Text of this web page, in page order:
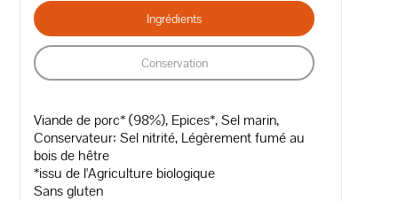
Ingrédients
Conservation
Viande de porc* (98%), Epices*, Sel marin,
Conservateur: Sel nitrité, Légèrement fumé au
bois de hêtre
*issu de l'Agriculture biologique
Sans gluten